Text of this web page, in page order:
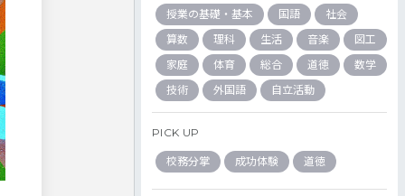
授業の基礎・基本 国語
社会
算数
理科 生活 音楽
図工
家庭
体育 総合 道徳
数学
技術
外国語 自立活動
PICK UP
校務分掌 成功体験 道徳